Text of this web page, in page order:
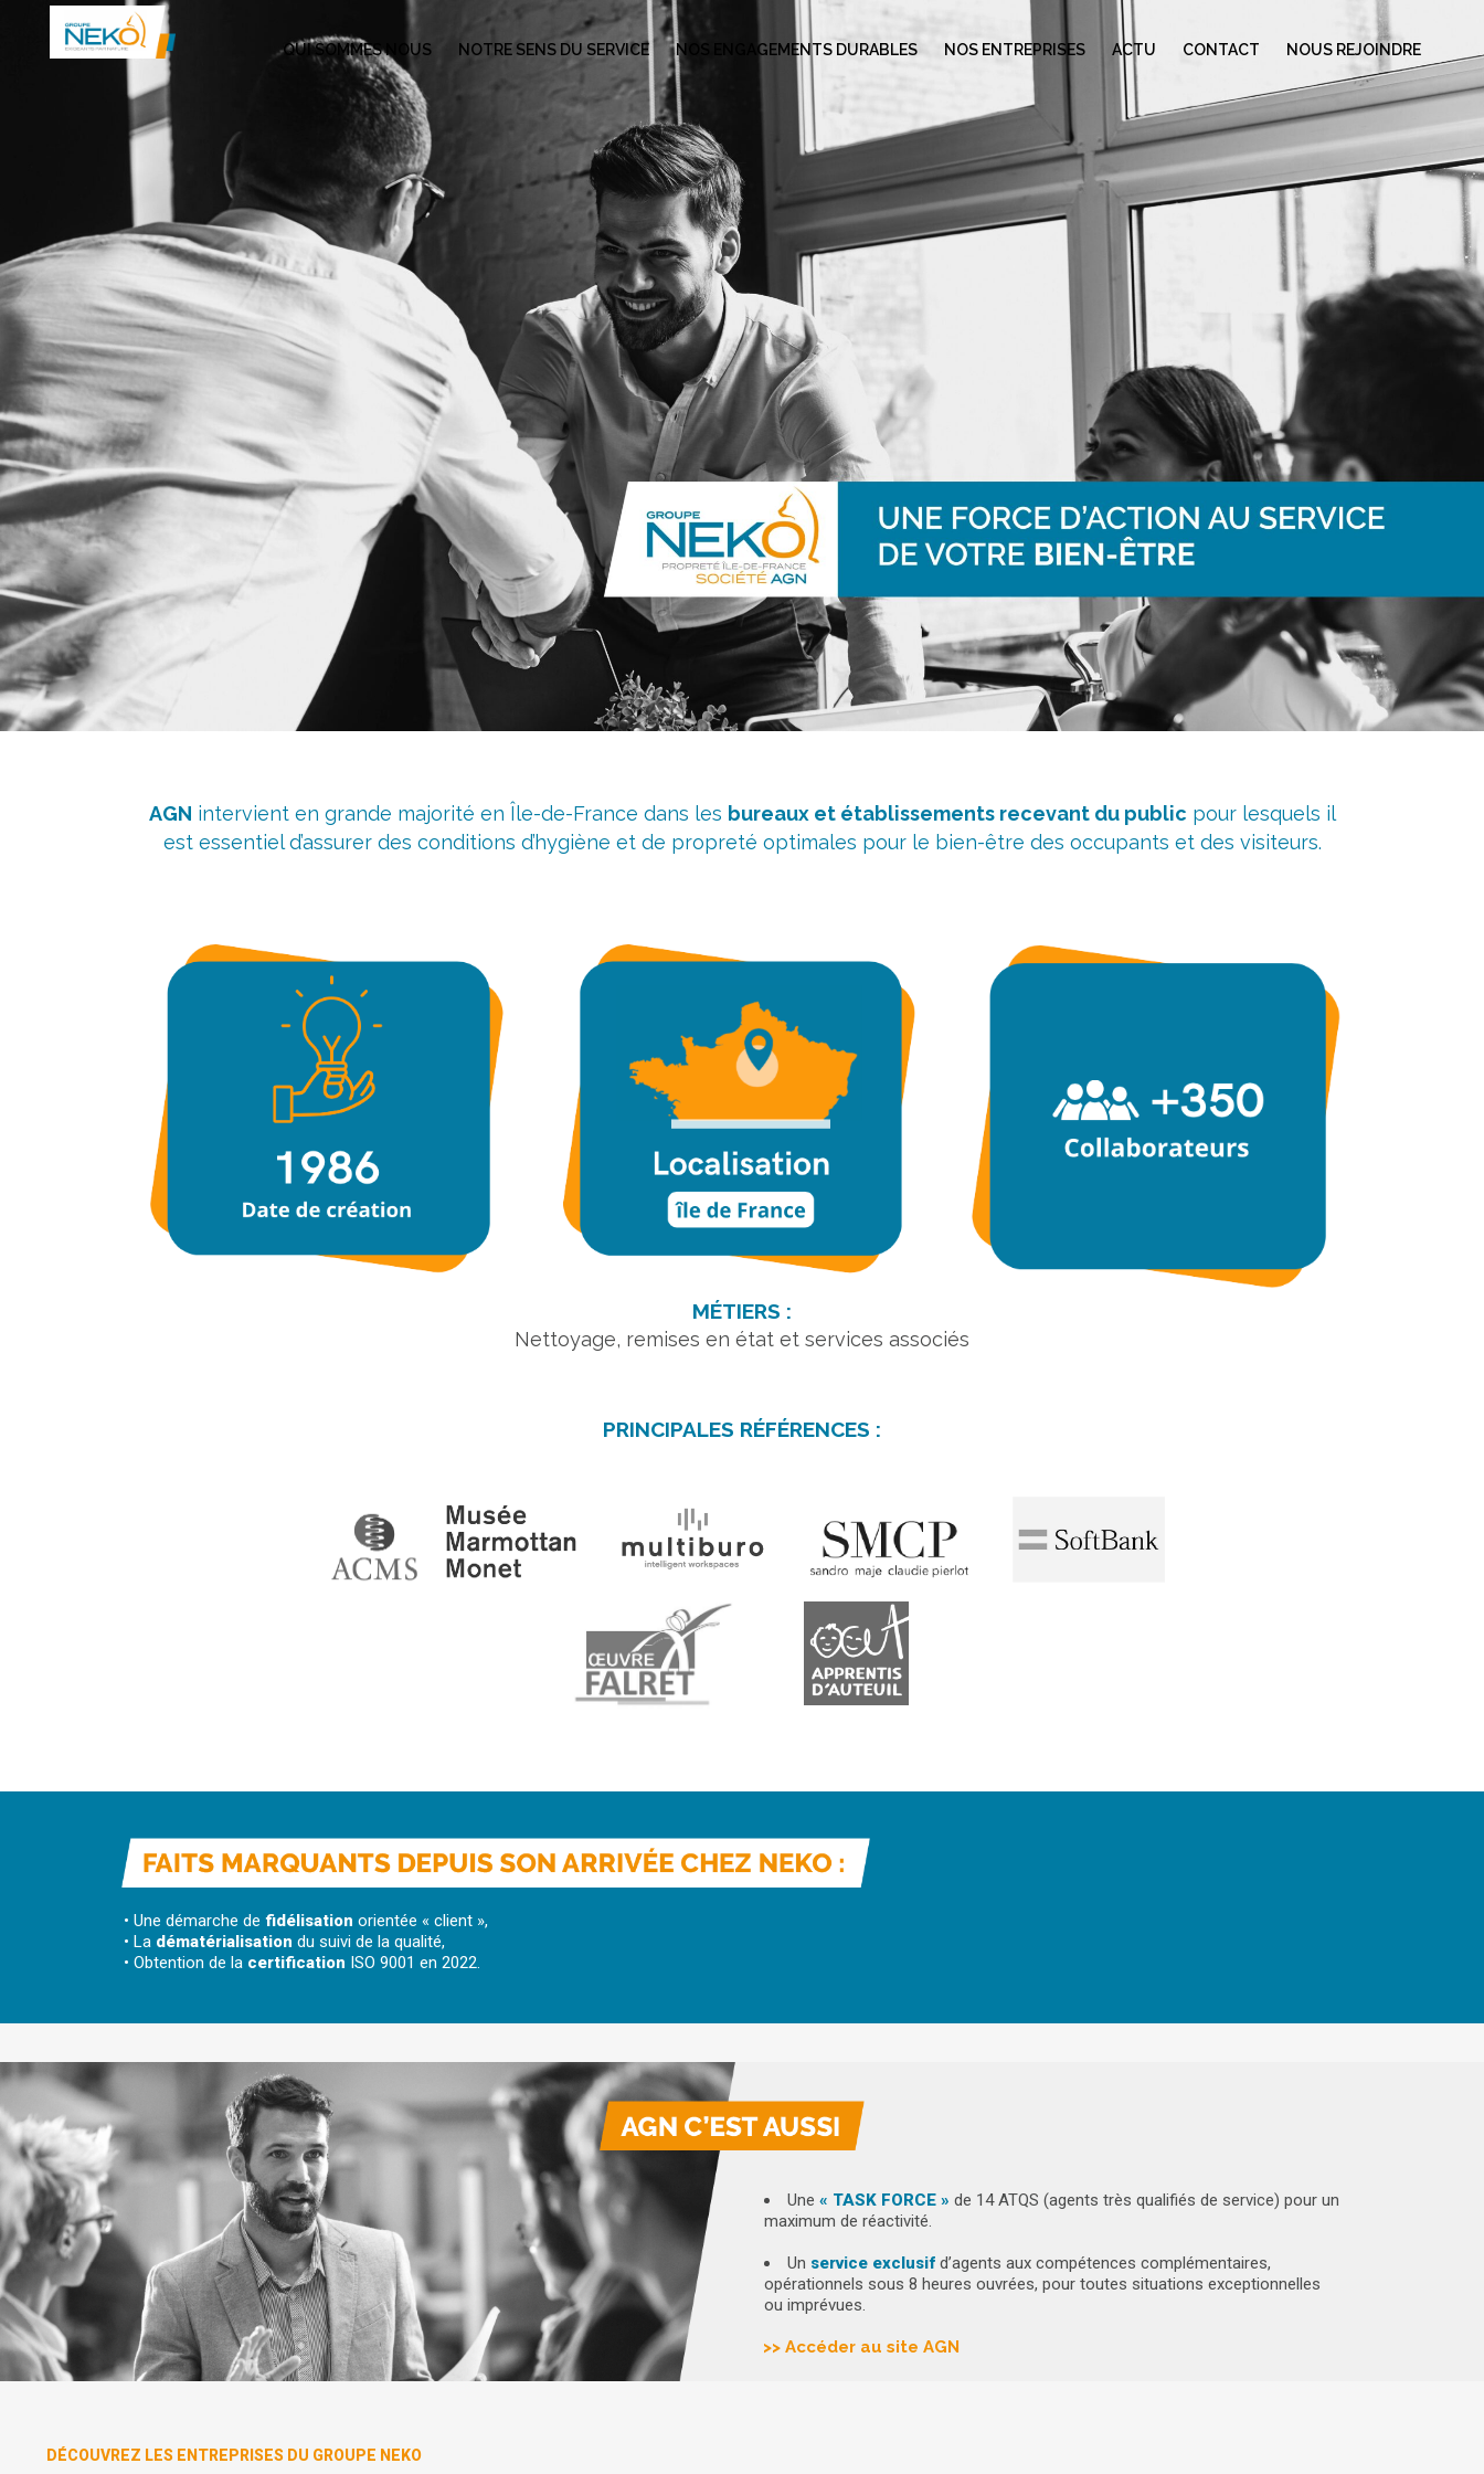
QUI SOMMES NOUS NOTRE SENS DU SERVICE NOS ENGAGEMENTS DURABLES NOS ENTREPRISES ACTU CONTACT NOUS REJOINDRE
AGN intervient en grande majorité en Île-de-France dans les bureaux et établissements recevant du public pour lesquels il
est essentiel d’assurer des conditions d’hygiène et de propreté optimales pour le bien-être des occupants et des visiteurs.
MÉTIERS :
Nettoyage, remises en état et services associés
PRINCIPALES RÉFÉRENCES :
• Une démarche de fidélisation orientée « client »,
• La dématérialisation du suivi de la qualité,
• Obtention de la certification ISO 9001 en 2022.
>> Accéder au site AGN
Une« TASK FORCE » de 14 ATQS (agents très qualifiés de service) pour un
maximum de réactivité.
Un service exclusif d’agents aux compétences complémentaires,
opérationnels sous 8 heures ouvrées, pour toutes situations exceptionnelles
ou imprévues.
DÉCOUVREZ LES ENTREPRISES DU GROUPE NEKO